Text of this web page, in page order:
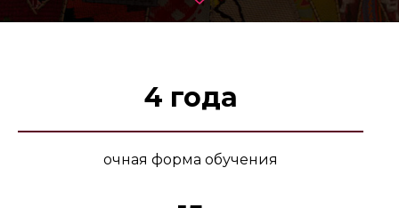
4 года
очная форма обучения